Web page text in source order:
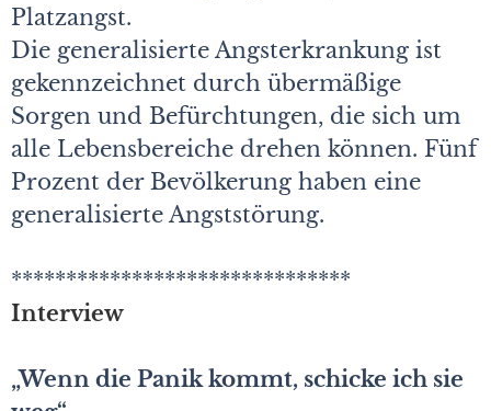
Platzangst.
Die generalisierte Angsterkrankung ist
gekennzeichnet durch übermäßige
Sorgen und Befürchtungen, die sich um
alle Lebensbereiche drehen können. Fünf
Prozent der Bevölkerung haben eine
generalisierte Angststörung.
*******************************
Interview
„Wenn die Panik kommt, schicke ich sie